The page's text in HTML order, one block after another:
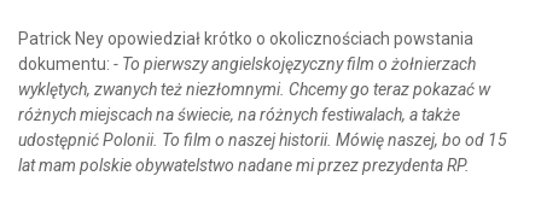
Patrick Ney opowiedział krótko o okolicznościach powstania
dokumentu: - To pierwszy angielskojęzyczny film o żołnierzach
wyklętych, zwanych też niezłomnymi. Chcemy go teraz pokazać w
różnych miejscach na świecie, na różnych festiwalach, a także
udostępnić Polonii. To film o naszej historii. Mówię naszej, bo od 15
lat mam polskie obywatelstwo nadane mi przez prezydenta RP.